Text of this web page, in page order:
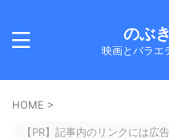
のぶ
映画とバラエ
HOME >
【PR】記事内のリンクには広